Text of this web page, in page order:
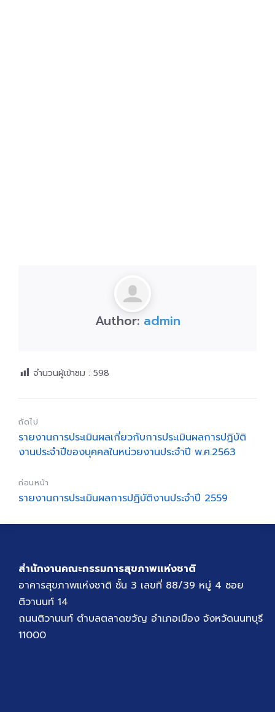
Author: admin
จำนวนผู้เข้าชม : 598
ถัดไป
รายงานการประเมินผลเกี่ยวกับการประเมินผลการปฏิบัติ
งานประจำปีของบุคคลในหน่วยงานประจำปี พ.ศ.2563
ก่อนหน้า
รายงานการประเมินผลการปฏิบัติงานประจำปี 2559
สำนักงานคณะกรรมการสุขภาพแห่งชาติ
อาคารสุขภาพแห่งชาติ ชั้น 3 เลขที่ 88/39 หมู่ 4 ซอย
ติวานนท์ 14
ถนนติวานนท์ ตำบลตลาดขวัญ อำเภอเมือง จังหวัดนนทบุรี
11000